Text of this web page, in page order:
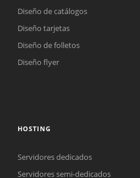
Diseño de catálogos
Diseño tarjetas
Diseño de folletos
Diseño flyer
HOSTING
Servidores dedicados
Servidores semi-dedicados